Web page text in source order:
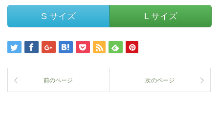
S サイズ L サイズ
前のページ 次のページ